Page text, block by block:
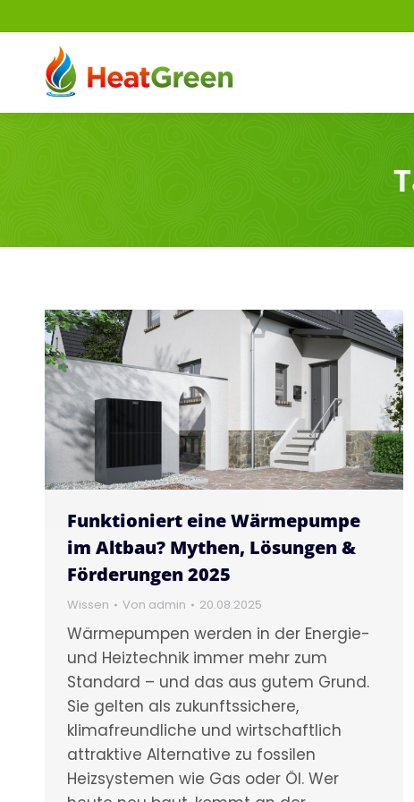
Funktioniert eine Wärmepumpe
im Altbau? Mythen, Lösungen &
Förderungen 2025
Wissen Von admin 20.08.2025
Wärmepumpen werden in der Energie-
und Heiztechnik immer mehr zum
Standard – und das aus gutem Grund.
Sie gelten als zukunftssichere,
klimafreundliche und wirtschaftlich
attraktive Alternative zu fossilen
Heizsystemen wie Gas oder Öl. Wer